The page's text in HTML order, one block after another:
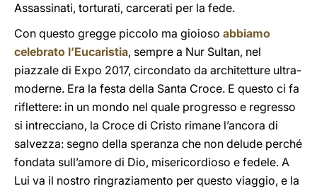
Assassinati, torturati, carcerati per la fede.
Con questo gregge piccolo ma gioioso abbiamo
celebrato l’Eucaristia, sempre a Nur Sultan, nel
piazzale di Expo 2017, circondato da architetture ultra-
moderne. Era la festa della Santa Croce. E questo ci fa
riflettere: in un mondo nel quale progresso e regresso
si intrecciano, la Croce di Cristo rimane l’ancora di
salvezza: segno della speranza che non delude perché
fondata sull’amore di Dio, misericordioso e fedele. A
Lui va il nostro ringraziamento per questo viaggio, e la